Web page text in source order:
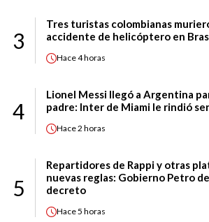
3
Tres turistas colombianas
accidente de helicóptero en
Hace4 horas
4
Lionel Messi llegó a Argentina
padre: Inter de Miami le rindió
Hace2 horas
5
Repartidores de Rappi y otras
nuevas reglas: Gobierno Petro
decreto
Hace5 horas